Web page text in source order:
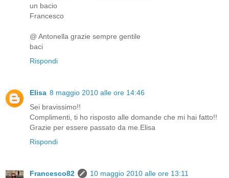
un bacio
Francesco
@ Antonella grazie sempre gentile
baci
Rispondi
Elisa 8 maggio 2010 alle ore 14:46
Sei bravissimo!!
Complimenti, ti ho risposto alle domande che mi hai fatto!!
Grazie per essere passato da me.Elisa
Rispondi
Francesco82
10 maggio 2010 alle ore 13:11